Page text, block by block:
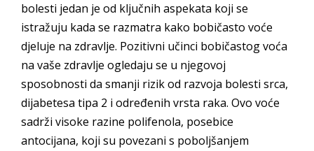
bolesti jedan je od ključnih aspekata koji se
istražuju kada se razmatra kako bobičasto voće
djeluje na zdravlje. Pozitivni učinci bobičastog voća
na vaše zdravlje ogledaju se u njegovoj
sposobnosti da smanji rizik od razvoja bolesti srca,
dijabetesa tipa 2 i određenih vrsta raka. Ovo voće
sadrži visoke razine polifenola, posebice
antocijana, koji su povezani s poboljšanjem